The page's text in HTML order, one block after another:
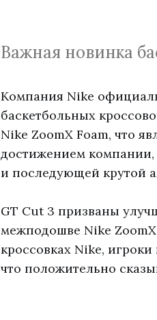
Важная новинка
Компания Nike
баскетбольных
Nike ZoomX Foam, что
достижением
и последующей крутой
GT Cut 3 призваны
межподошве Nike
кроссовках Nike,
что положительно